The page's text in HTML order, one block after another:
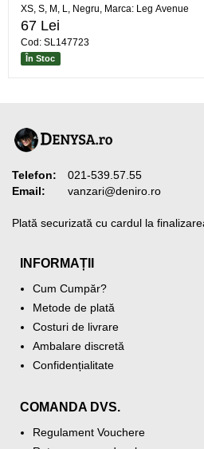
XS, S, M, L, Negru, Marca: Leg Avenue
67 Lei
Cod: SL147723
În Stoc
Telefon:
021-539.57.55
Email:
vanzari@deniro.ro
Plată securizată cu cardul la
INFORMAȚII
Cum Cumpăr?
Metode de plată
Costuri de livrare
Ambalare discretă
Confidențialitate
COMANDA DVS.
Regulament Vouchere